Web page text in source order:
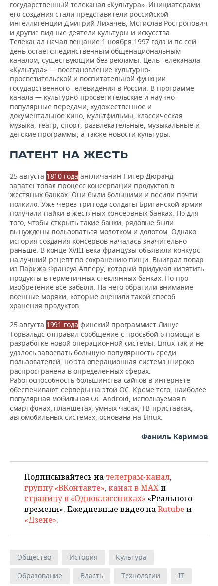
государственный телеканал «Культура». Инициаторами
его создания стали представители российской
интеллигенции Дмитрий Лихачев, Мстислав Ростропович
и другие видные деятели культуры и искусства.
Телеканал начал вещание 1 ноября 1997 года и по сей
день остается единственным общенациональным
каналом, существующим без рекламы. Цель телеканала
«Культура» — восстановление культурно-
просветительской и воспитательной функции
государственного телевидения в России. В программе
канала — культурно-просветительские и научно-
популярные передачи, художественное и
документальное кино, мультфильмы, классическая
музыка, театр, спорт, развлекательные, музыкальные и
детские программы, а также новости культуры.
ПАТЕНТ НА ЖЕСТЬ
25 августа 1810 года англичанин Питер Дюранд
запатентовал процесс консервации продуктов в
жестяных банках. Они были большими и весили почти
полкило. Уже через три года солдаты Британской армии
получали пайки в жестяных консервных банках. Но для
того, чтобы открыть такие банки, рядовые были
вынуждены пользоваться молотком и долотом. Однако
история создания консервов началась значительно
раньше. В конце XVIII века французы объявили конкурс
на лучший рецепт по сохранению пищи. Выиграл повар
из Парижа Франсуа Апперу, который придумал кипятить
продукты в герметичных стеклянных банках. Но про
изобретение все забыли. На него обратили внимание
военные моряки, которые оценили такой способ
хранения продуктов.
25 августа 1991 года финский программист Линус
Торвальдс отправил сообщение с просьбой о помощи в
разработке новой операционной системы. Linux так и не
удалось завоевать большую популярность среди
пользователей, но эта операционная система широко
распространена в определенных сферах.
Работоспособность большинства сайтов в интернете
обеспечивают серверы на этой ОС. Кроме того, наиболее
популярная мобильная ОС Android, используемая в
смартфонах, планшетах, умных часах, ТВ-приставках,
автомобильных системах, основана на Linux.
Фаниль Каримов
Подписывайтесь на телеграм-канал,
группу «ВКонтакте»,канал в MAXи
страницу в «Одноклассниках» «Реального
времени». Ежедневные видео наRutube и
«Дзене».
Общество История
Культура
Образование
Власть Технологии
IT